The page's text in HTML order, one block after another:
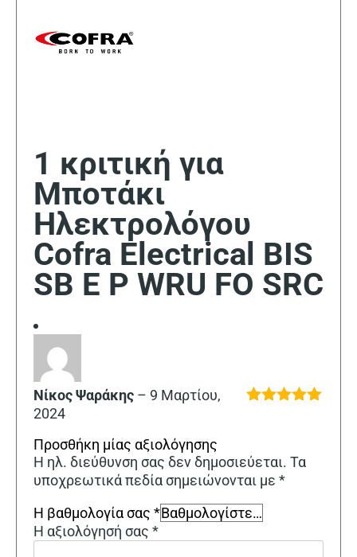
1 κριτική για
Μποτάκι
Ηλεκτρολόγου
Cofra Electrical BIS
SB E P WRU FO SRC
Νίκος Ψαράκης – 9 Μαρτίου,
2024
Προσθήκη μίας αξιολόγησης
Η ηλ. διεύθυνση σας δεν δημοσιεύεται. Τα
υποχρεωτικά πεδία σημειώνονται με *
Η βαθμολογία σας *
Η αξιολόγησή σας *